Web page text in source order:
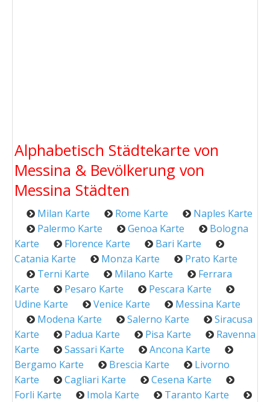
Alphabetisch Städtekarte von
Messina & Bevölkerung von
Messina Städten
Milan Karte Rome Karte
Naples Karte
Palermo Karte
Genoa Karte
Bologna
Karte
Florence Karte
Bari Karte
Catania Karte
Monza Karte
Prato Karte
Terni Karte
Milano Karte
Ferrara
Karte
Pesaro Karte
Pescara Karte
Udine Karte
Venice Karte
Messina Karte
Modena Karte
Salerno Karte
Siracusa
Karte
Padua Karte Pisa Karte
Ravenna
Karte
Sassari Karte
Ancona Karte
Bergamo Karte
Brescia Karte
Livorno
Karte
Cagliari Karte
Cesena Karte
Forli Karte
Imola Karte
Taranto Karte